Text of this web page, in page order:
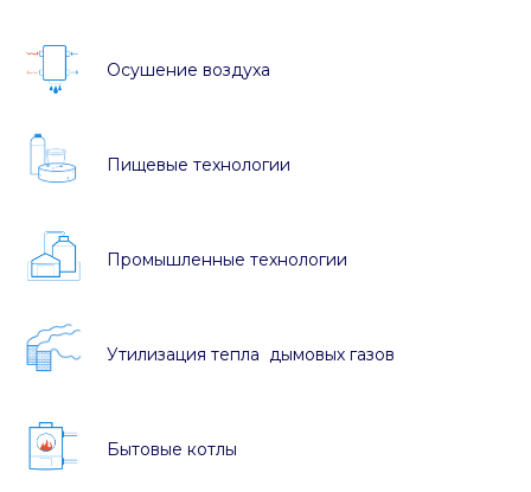
Осушение воздуха
Пищевые технологии
Промышленные технологии
Утилизация тепла дымовых газов
Бытовые котлы